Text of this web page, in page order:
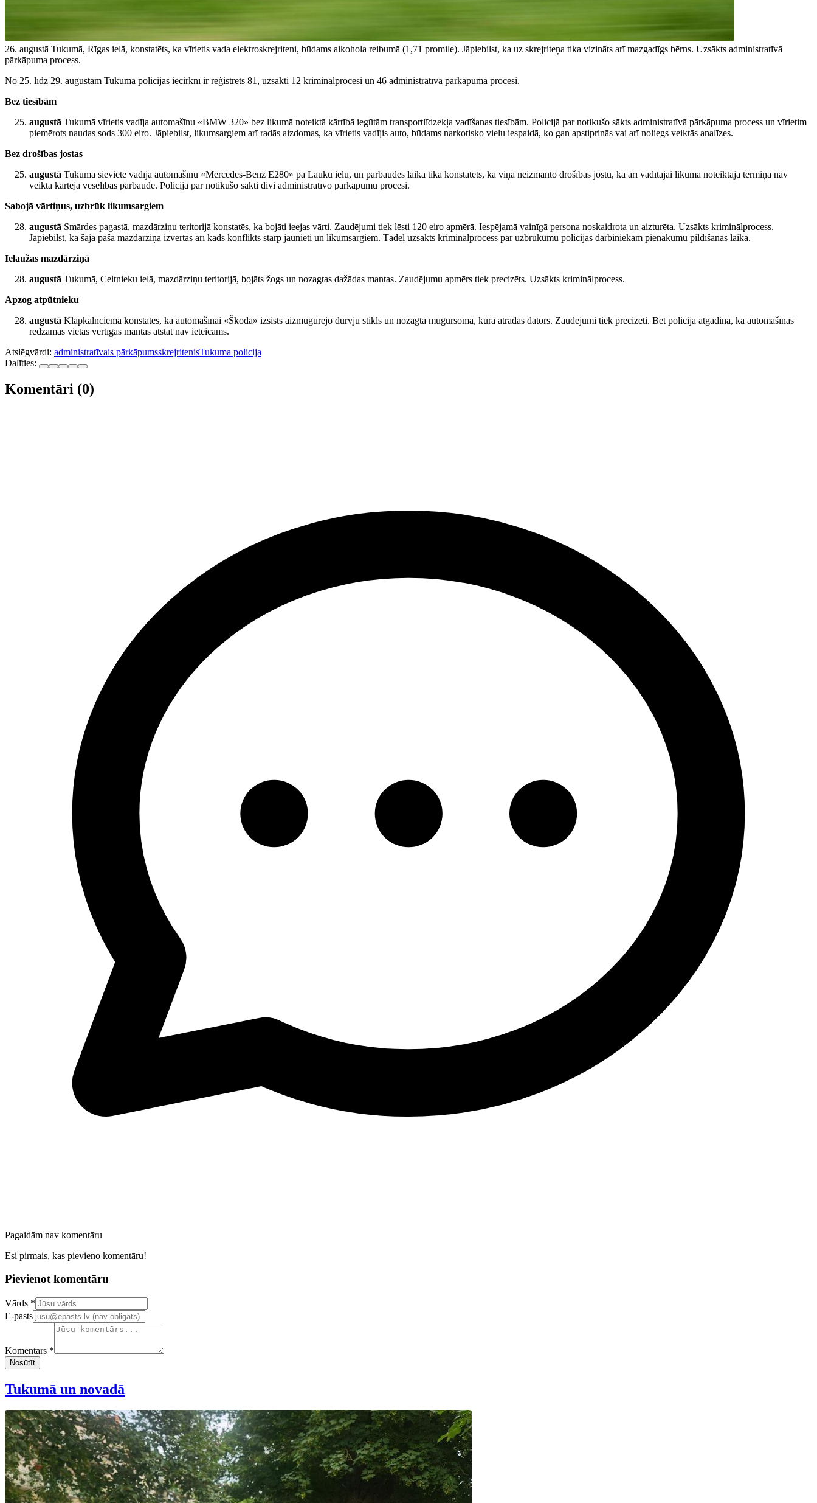
26. augustā Tukumā, Rīgas ielā, konstatēts, ka vīrietis vada elektroskrejriteni, būdams alkohola reibumā (1,71 promile). Jāpiebilst, ka uz skrejriteņa tika vizināts arī mazgadīgs bērns. Uzsākts administratīvā
pārkāpuma process.
No 25. līdz 29. augustam Tukuma policijas iecirknī ir reģistrēts 81, uzsākti 12 kriminālprocesi un 46 administratīvā pārkāpuma procesi.
Bez tiesībām
augustā Tukumā vīrietis vadīja automašīnu «BMW 320» bez likumā noteiktā kārtībā iegūtām transportlīdzekļa vadīšanas tiesībām. Policijā par notikušo sākts administratīvā pārkāpuma process un vīrietim
piemērots naudas sods 300 eiro. Jāpiebilst, likumsargiem arī radās aizdomas, ka vīrietis vadījis auto, būdams narkotisko vielu iespaidā, ko gan apstiprinās vai arī noliegs veiktās analīzes.
Bez drošības jostas
augustā Tukumā sieviete vadīja automašīnu «Mercedes-Benz E280» pa Lauku ielu, un pārbaudes laikā tika konstatēts, ka viņa neizmanto drošības jostu, kā arī vadītājai likumā noteiktajā termiņā nav
veikta kārtējā veselības pārbaude. Policijā par notikušo sākti divi administratīvo pārkāpumu procesi.
Sabojā vārtiņus, uzbrūk likumsargiem
augustā Smārdes pagastā, mazdārziņu teritorijā konstatēs, ka bojāti ieejas vārti. Zaudējumi tiek lēsti 120 eiro apmērā. Iespējamā vainīgā persona noskaidrota un aizturēta. Uzsākts kriminālprocess.
Jāpiebilst, ka šajā pašā mazdārziņā izvērtās arī kāds konflikts starp jaunieti un likumsargiem. Tādēļ uzsākts kriminālprocess par uzbrukumu policijas darbiniekam pienākumu pildīšanas laikā.
Ielaužas mazdārziņā
augustā Tukumā, Celtnieku ielā, mazdārziņu teritorijā, bojāts žogs un nozagtas dažādas mantas. Zaudējumu apmērs tiek precizēts. Uzsākts kriminālprocess.
Apzog atpūtnieku
augustā Klapkalnciemā konstatēs, ka automašīnai «Škoda» izsists aizmugurējo durvju stikls un nozagta mugursoma, kurā atradās dators. Zaudējumi tiek precizēti. Bet policija atgādina, ka automašīnās
redzamās vietās vērtīgas mantas atstāt nav ieteicams.
Atslēgvārdi: administratīvais pārkāpumsskrejritenisTukuma policija
Dalīties:
Komentāri (0)
Pagaidām nav komentāru
Esi pirmais, kas pievieno komentāru!
Pievienot komentāru
Confirm your email address
Vārds *
E-pasts
Komentārs *
Nosūtīt
Tukumā un novadā